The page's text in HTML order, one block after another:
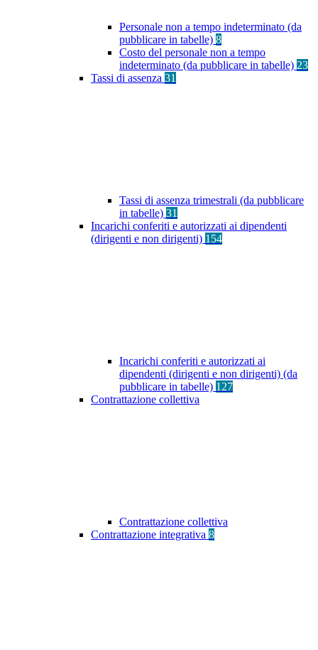
Personale non a tempo indeterminato (da
pubblicare in tabelle) 8
Costo del personale non a tempo
indeterminato (da pubblicare in tabelle) 23
Tassi di assenza 31
Tassi di assenza trimestrali (da pubblicare
in tabelle) 31
Incarichi conferiti e autorizzati ai dipendenti
(dirigenti e non dirigenti) 154
Incarichi conferiti e autorizzati ai
dipendenti (dirigenti e non dirigenti) (da
pubblicare in tabelle) 127
Contrattazione collettiva
Contrattazione collettiva
Contrattazione integrativa 8